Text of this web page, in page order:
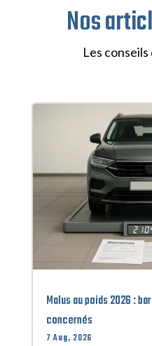
Nos
Les
Malus au poids 2026 :
concernés
7 Aug, 2026